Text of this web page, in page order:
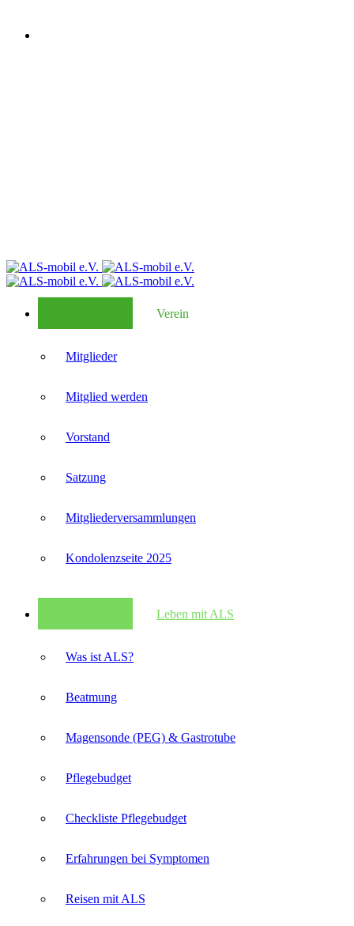
Verein
Mitglieder
Mitglied werden
Vorstand
Satzung
Mitglieder­versammlungen
Kondolenzseite 2025
Leben mit ALS
Was ist ALS?
Beatmung
Magensonde (PEG) & Gastrotube
Pflegebudget
Checkliste Pflegebudget
Erfahrungen bei Symptomen
Reisen mit ALS